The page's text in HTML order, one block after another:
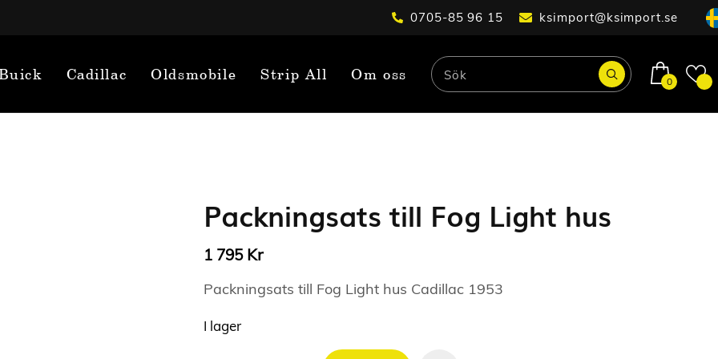
0705-85 96 15 ksimport@ksimport.se
Cadillac Oldsmobile Strip All Om oss 0
Packningsats till Fog Light hus
1 795 Kr
Packningsats till Fog Light hus Cadillac 1953
I lager